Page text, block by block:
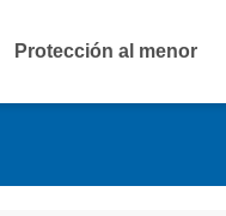
Protección al menor